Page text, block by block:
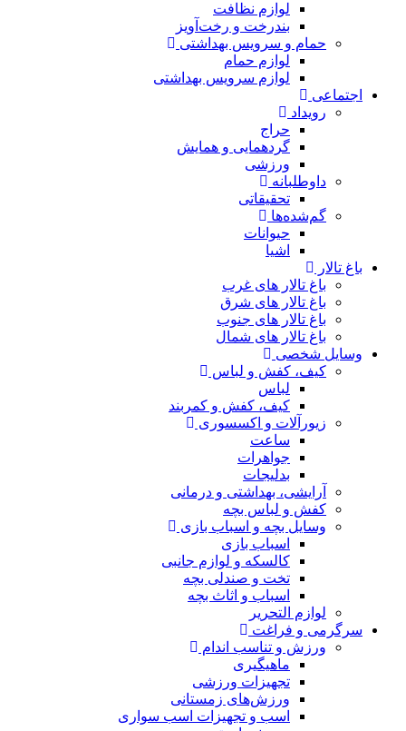
لوازم نظافت
بندرخت و رخت‌آویز
حمام و سرویس بهداشتی
لوازم حمام
لوازم سرویس بهداشتی
اجتماعی
رویداد
حراج
گردهمایی و همایش
ورزشی
داوطلبانه
تحقیقاتی
گم‌شده‌ها
حیوانات
اشیا
باغ تالار
باغ تالار های غرب
باغ تالار های شرق
باغ تالار های جنوب
باغ تالار های شمال
وسایل شخصی
کیف، کفش و لباس
لباس
کیف، کفش و کمربند
زیورآلات و اکسسوری
ساعت
جواهرات
بدلیجات
آرایشی، بهداشتی و درمانی
کفش و لباس بچه
وسایل بچه و اسباب بازی
اسباب بازی
کالسکه و لوازم جانبی
تخت و صندلی بچه
اسباب و اثاث بچه
لوازم التحریر
سرگرمی و فراغت
ورزش و تناسب اندام
ماهیگیری
تجهیزات ورزشی
ورزش‌های زمستانی
اسب و تجهیزات اسب سواری